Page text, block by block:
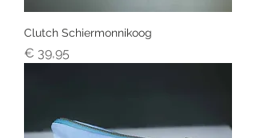
Clutch Schiermonnikoog
Prijs
€ 39,95